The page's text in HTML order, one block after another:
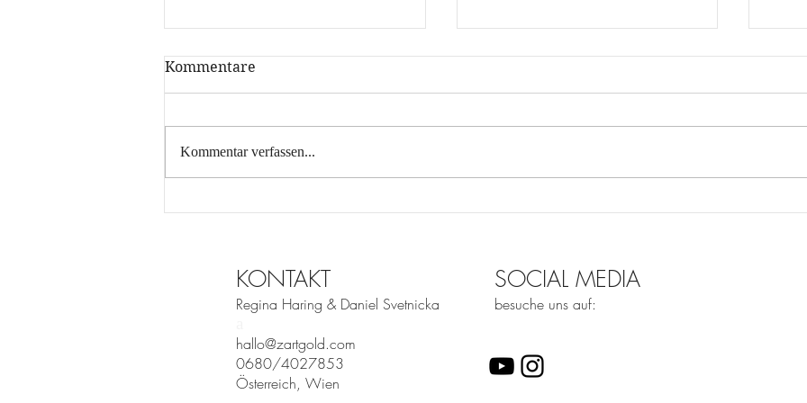
Kommentare
Kommentar verfassen...
KONTAKT
Regina Haring & Daniel Svetnicka
hallo@zartgold.com
0680/4027853
Österreich, Wien
SOCIAL MEDIA
besuche uns auf: